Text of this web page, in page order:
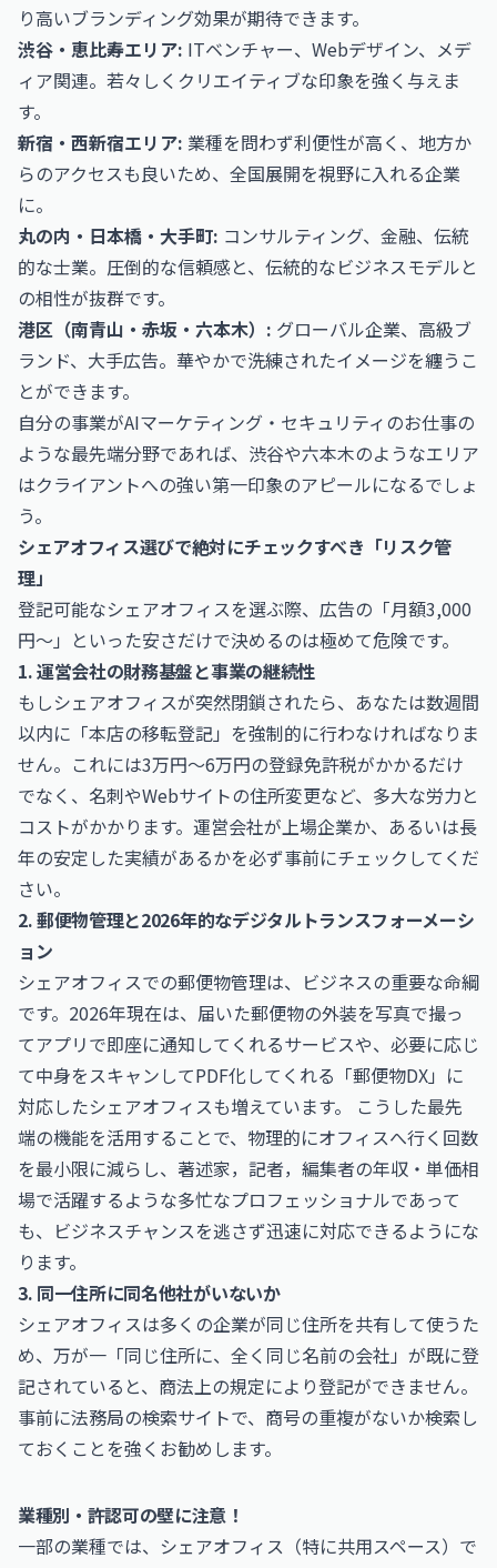
り高いブランディング効果が期待できます。
渋谷・恵比寿エリア: ITベンチャー、Webデザイン、メデ
ィア関連。若々しくクリエイティブな印象を強く与えま
す。
新宿・西新宿エリア: 業種を問わず利便性が高く、地方か
らのアクセスも良いため、全国展開を視野に入れる企業
に。
丸の内・日本橋・大手町: コンサルティング、金融、伝統
的な士業。圧倒的な信頼感と、伝統的なビジネスモデルと
の相性が抜群です。
港区（南青山・赤坂・六本木）: グローバル企業、高級ブ
ランド、大手広告。華やかで洗練されたイメージを纏うこ
とができます。
自分の事業がAIマーケティング・セキュリティのお仕事の
ような最先端分野であれば、渋谷や六本木のようなエリア
はクライアントへの強い第一印象のアピールになるでしょ
う。
シェアオフィス選びで絶対にチェックすべき「リスク管
理」
登記可能なシェアオフィスを選ぶ際、広告の「月額3,000
円〜」といった安さだけで決めるのは極めて危険です。
1. 運営会社の財務基盤と事業の継続性
もしシェアオフィスが突然閉鎖されたら、あなたは数週間
以内に「本店の移転登記」を強制的に行わなければなりま
せん。これには3万円〜6万円の登録免許税がかかるだけ
でなく、名刺やWebサイトの住所変更など、多大な労力と
コストがかかります。運営会社が上場企業か、あるいは長
年の安定した実績があるかを必ず事前にチェックしてくだ
さい。
2. 郵便物管理と2026年的なデジタルトランスフォーメーシ
ョン
シェアオフィスでの郵便物管理は、ビジネスの重要な命綱
です。2026年現在は、届いた郵便物の外装を写真で撮っ
てアプリで即座に通知してくれるサービスや、必要に応じ
て中身をスキャンしてPDF化してくれる「郵便物DX」に
対応したシェアオフィスも増えています。 こうした最先
端の機能を活用することで、物理的にオフィスへ行く回数
を最小限に減らし、 著述家，記者，編集者の年収・単価相
場で活躍するような多忙なプロフェッショナルであって
も、ビジネスチャンスを逃さず迅速に対応できるようにな
ります。
3. 同一住所に同名他社がいないか
シェアオフィスは多くの企業が同じ住所を共有して使うた
め、万が一「同じ住所に、全く同じ名前の会社」が既に登
記されていると、商法上の規定により登記ができません。
事前に法務局の検索サイトで、商号の重複がないか検索し
ておくことを強くお勧めします。
業種別・許認可の壁に注意！
一部の業種では、シェアオフィス（特に共用スペース）で